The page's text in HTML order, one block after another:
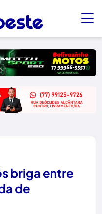
briga entre
de